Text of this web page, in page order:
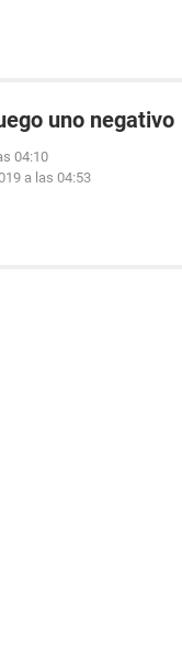
uno negativo
04:10
a las 04:53